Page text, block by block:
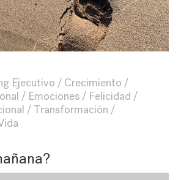
Ejecutivo
Crecimiento
Emociones
Felicidad
Transformación